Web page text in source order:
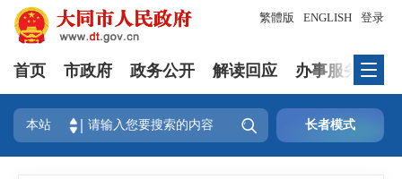
登录
繁體版 ENGLISH
首页 市政府 政务公开 解读回应 办事服务
本站  长者模式